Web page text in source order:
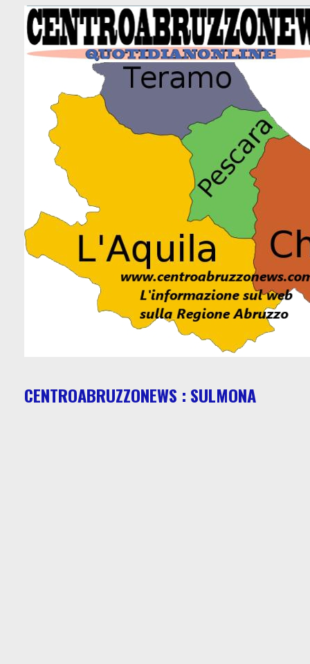
CENTROABRUZZONEWS : SULMONA